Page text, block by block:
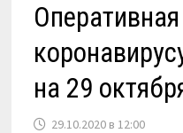
на 29
29.10.2020 в 12:00